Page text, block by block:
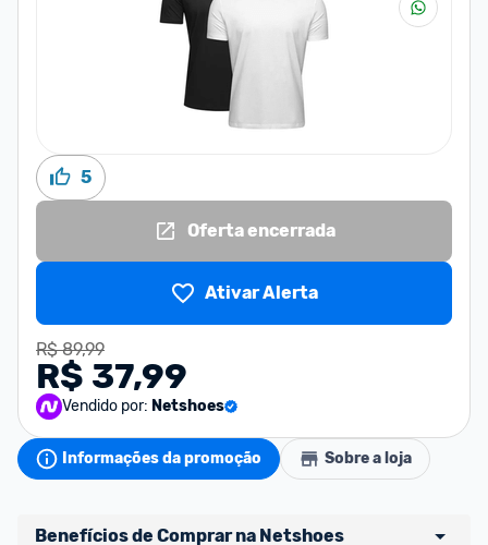
5
Oferta encerrada
Ativar Alerta
R$ 89,99
R$ 37,99
Vendido por: Netshoes
Informações da promoção Sobre a loja
Benefícios de Comprar na Netshoes